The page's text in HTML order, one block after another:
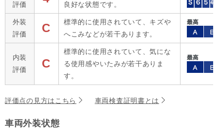
評価
良好な状態です。
外装
評価
C
標準的に使用されていて、キズや
へこみなどが若干あります。
内装
評価
C
標準的に使用されていて、気にな
る使用感やいたみが若干ありま
す。
評価点の見方はこちら 車両検査証明書とは
車両外装状態